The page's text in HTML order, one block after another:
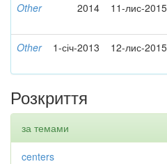
Other 2014 11-лис-2015
Other 1-січ-2013 12-лис-2015
Розкриття
за темами
centers